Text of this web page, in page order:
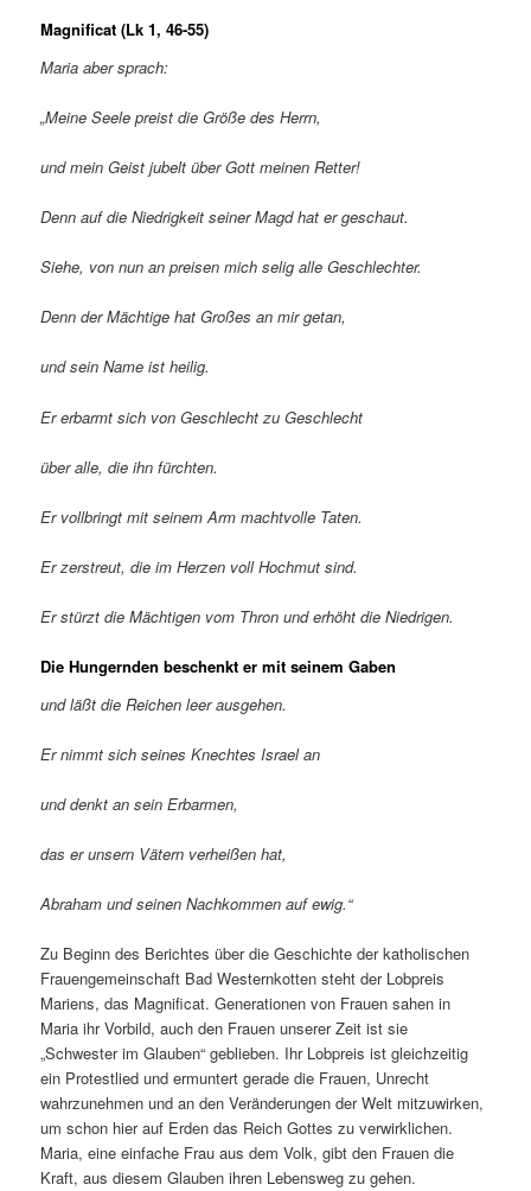
Magnificat (Lk 1, 46-55)
Maria aber sprach:
„Meine Seele preist die Größe des Herrn,
und mein Geist jubelt über Gott meinen Retter!
Denn auf die Niedrigkeit seiner Magd hat er geschaut.
Siehe, von nun an preisen mich selig alle Geschlechter.
Denn der Mächtige hat Großes an mir getan,
und sein Name ist heilig.
Er erbarmt sich von Geschlecht zu Geschlecht
über alle, die ihn fürchten.
Er vollbringt mit seinem Arm machtvolle Taten.
Er zerstreut, die im Herzen voll Hochmut sind.
Er stürzt die Mächtigen vom Thron und erhöht die Niedrigen.
Die Hungernden beschenkt er mit seinem Gaben
und läßt die Reichen leer ausgehen.
Er nimmt sich seines Knechtes Israel an
und denkt an sein Erbarmen,
das er unsern Vätern verheißen hat,
Abraham und seinen Nachkommen auf ewig.“
Zu Beginn des Berichtes über die Geschichte der katholischen
Frauengemeinschaft Bad Westernkotten steht der Lobpreis
Mariens, das Magnificat. Generationen von Frauen sahen in
Maria ihr Vorbild, auch den Frauen unserer Zeit ist sie
„Schwester im Glauben“ geblieben. Ihr Lobpreis ist gleichzeitig
ein Protestlied und ermuntert gerade die Frauen, Unrecht
wahrzunehmen und an den Veränderungen der Welt mitzuwirken,
um schon hier auf Erden das Reich Gottes zu verwirklichen.
Maria, eine einfache Frau aus dem Volk, gibt den Frauen die
Kraft, aus diesem Glauben ihren Lebensweg zu gehen.